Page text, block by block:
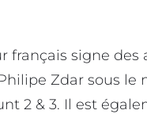
français signe des
Zdar sous le
2 & 3. Il est